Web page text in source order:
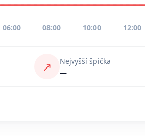
06:00 08:00 10:00 12:00
↗
Nejvyšší špička
—